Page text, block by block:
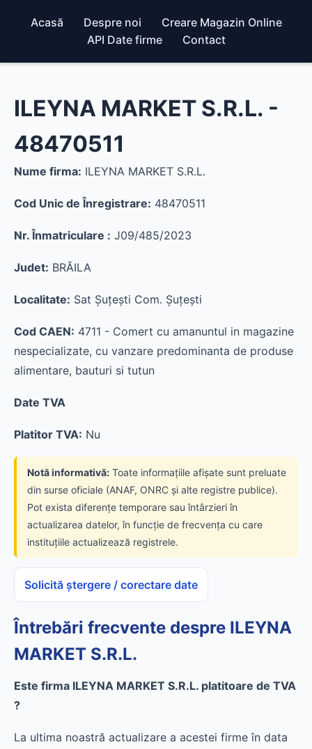
Acasă Despre noi
Creare Magazin Online
API Date firme
Contact
ILEYNA MARKET S.R.L. -
48470511
Nume firma: ILEYNA MARKET S.R.L.
Cod Unic de Înregistrare: 48470511
Nr. Înmatriculare : J09/485/2023
Judet: BRĂILA
Localitate: Sat Şuţeşti Com. Şuţeşti
Cod CAEN: 4711 - Comert cu amanuntul in magazine
nespecializate, cu vanzare predominanta de produse
alimentare, bauturi si tutun
Date TVA
Platitor TVA: Nu
Notă informativă: Toate informațiile afișate sunt preluate
din surse oficiale (ANAF, ONRC și alte registre publice).
Pot exista diferențe temporare sau întârzieri în
actualizarea datelor, în funcție de frecvența cu care
instituțiile actualizează registrele.
Solicită ștergere / corectare date
Întrebări frecvente despre ILEYNA
MARKET S.R.L.
Este firma ILEYNA MARKET S.R.L. platitoare de TVA
?
La ultima noastră actualizare a acestei firme în data